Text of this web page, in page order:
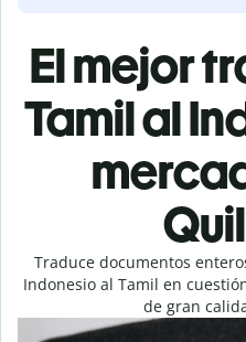
El mejor
Tamil al
Traduce documentos
Indonesio al Tamil en
de gran